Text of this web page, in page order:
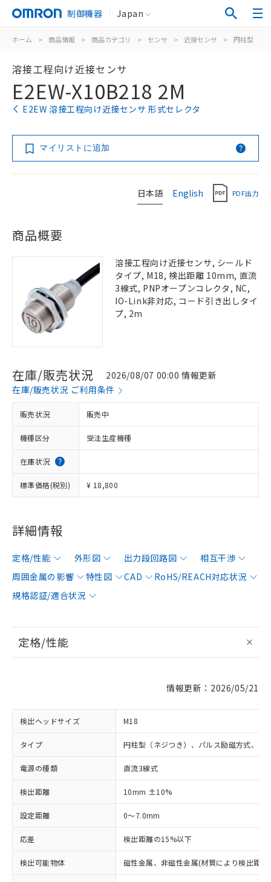
制御機器 Japan
ホーム > 商品情報 > 商品カテゴリ > センサ > 近接センサ > 円柱型
溶接工程向け近接センサ
E2EW-X10B218 2M
E2EW 溶接工程向け近接センサ 形式セレクタ
マイリストに追加
日本語 English PDF出力
商品概要
溶接工程向け近接センサ, シールド
タイプ, M18, 検出距離 10mm, 直流
3線式, PNPオープンコレクタ, NC,
IO-Link非対応, コード引き出しタイ
プ, 2m
在庫/販売状況
2026/08/07 00:00 情報更新
在庫/販売状況 ご利用条件
販売状況 販売中
機種区分 受注生産機種
在庫状況
標準価格(税別) ¥ 18,800
詳細情報
定格/性能 外形図 出力段回路図
相互干渉
周囲金属の影響
特性図 CAD
RoHS/REACH対応状況
規格認証/適合状況
定格/性能
情報更新：2026/05/21
検出ヘッドサイズ M18
タイプ 円柱型（ネジつき）、パルス励磁方式、シ
電源の種類 直流3線式
検出距離 10mm ±10%
設定距離 0～7.0mm
応差 検出距離の15%以下
検出可能物体 磁性金属、非磁性金属(材質により検出距